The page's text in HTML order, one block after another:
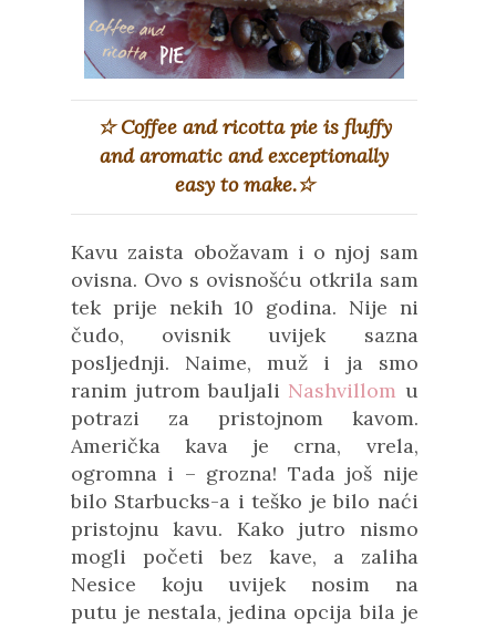
☆ Coffee and ricotta pie is fluffy
and aromatic andexceptionally
easy to make.☆
Kavu zaista obožavam i o njoj sam
ovisna. Ovo s ovisnošću otkrila sam
tek prije nekih 10 godina. Nije ni
čudo, ovisnik uvijek sazna
posljednji. Naime, muž i ja smo
ranim jutrom bauljali Nashvillom u
potrazi za pristojnom kavom.
Američka kava je crna, vrela,
ogromna i – grozna! Tada još nije
bilo Starbucks-a i teško je bilo naći
pristojnu kavu. Kako jutro nismo
mogli početi bez kave, a zaliha
Nesice koju uvijek nosim na
putu jenestala, jedina opcija bila je